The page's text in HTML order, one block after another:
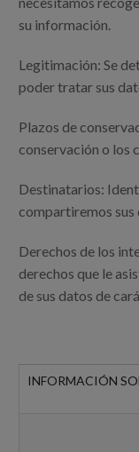
su información.
Legitimación: Se
poder tratar sus
Plazos de
conservación o los
Destinatarios:
compartiremos
Derechos de los
derechos que le
de sus datos de
INFORMACIÓN